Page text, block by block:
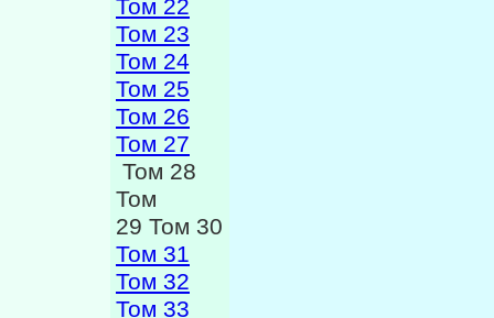
Том 22
Том 23
Том 24
Том 25
Том 26
Том 27
Том 28
Том
29 Том 30
Том 31
Том 32
Том 33